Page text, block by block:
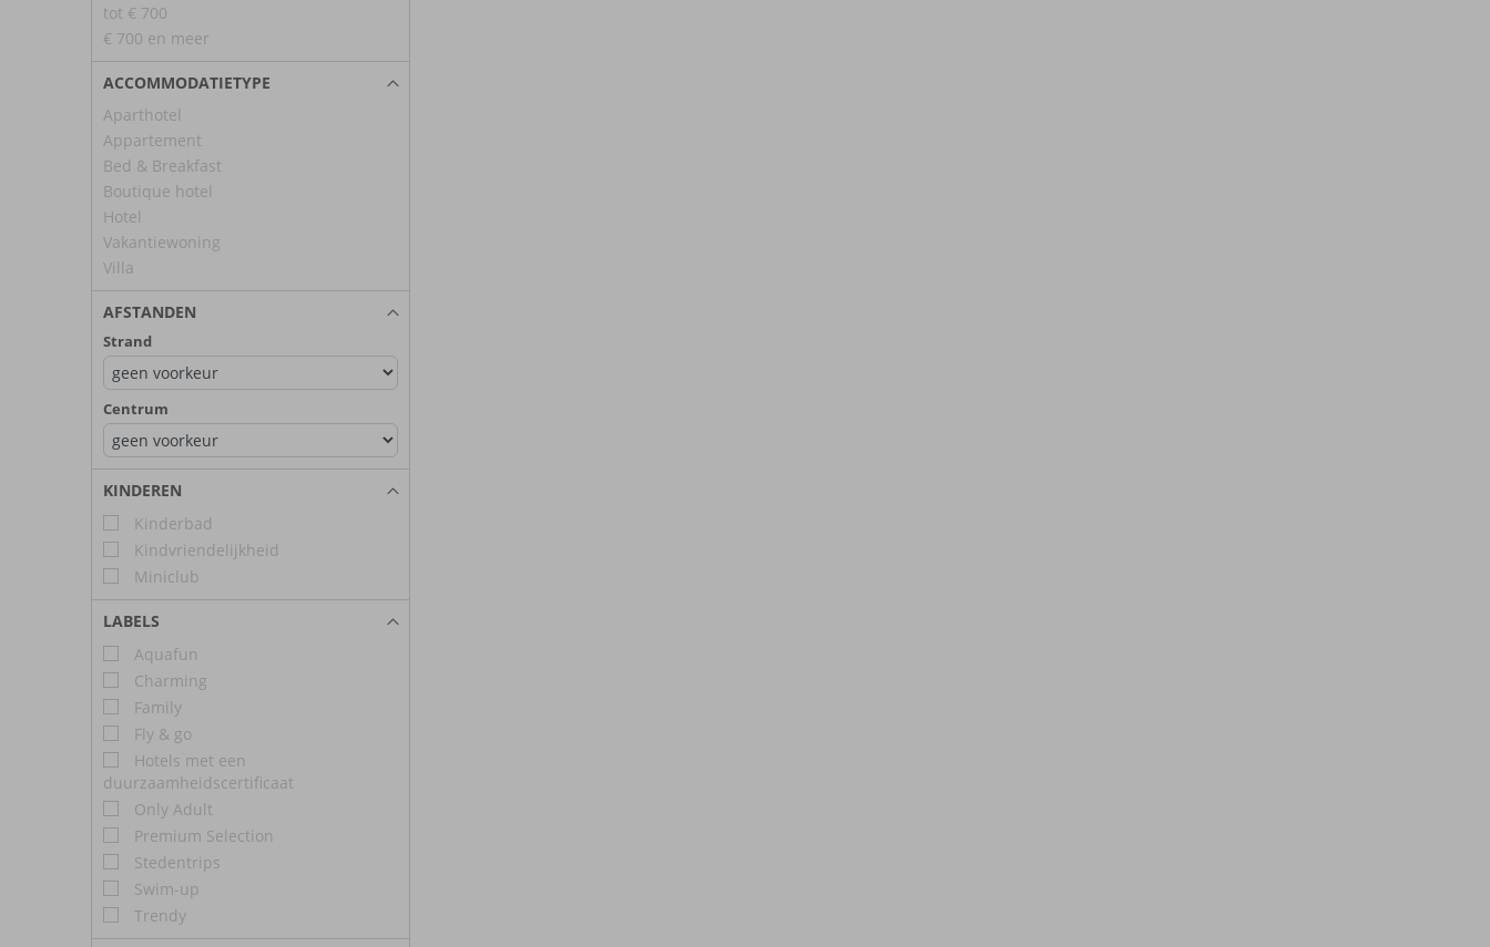
tot € 700
€ 700 en meer
ACCOMMODATIETYPE
Aparthotel
Appartement
Bed & Breakfast
Boutique hotel
Hotel
Vakantiewoning
Villa
AFSTANDEN
Strand
Centrum
KINDEREN
Kinderbad
Kindvriendelijkheid
Miniclub
LABELS
Aquafun
Charming
Family
Fly & go
Hotels met een
duurzaamheidscertificaat
Only Adult
Premium Selection
Stedentrips
Swim-up
Trendy